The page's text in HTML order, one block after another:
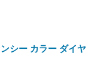
シー カラー ダイヤ